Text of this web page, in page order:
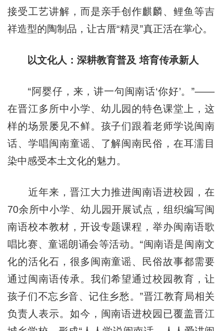
接受工艺讲解，而是亲手创作麒麟、鲤鱼等吉
祥造型的陶制品，让古厝“精灵”真正活在掌心。
以文化人：深耕教育普及 培育传承新人
“阿婴仔，来，讲一句闽南话‘你好’。”——
在晋江多所中小学、幼儿园的特色课堂上，这
样的场景屡见不鲜。孩子们跟着老师学说闽南
话、学唱闽南童谣、了解闽南民俗，在耳濡目
染中感受本土文化的魅力。
近年来，晋江大力推进闽南语进校园，在
70余所中小学、幼儿园开展试点，组织编写闽
南语校本教材，开设专题课程，举办闽南语歌
唱比赛、童谣朗诵会等活动。“闽南语是闽南文
化的活化石，很多闽南童谣、民俗故事都需要
通过闽南语传承。我们希望通过校园教育，让
孩子们不忘乡音、记住乡愁。”晋江教育局相关
负责人表示。如今，闽南语进校园已覆盖晋江